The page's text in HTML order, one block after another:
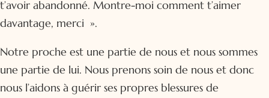
t’avoir abandonné. Montre-moi comment t’aimer
davantage, merci ».
Notre proche est une partie de nous et nous sommes
une partie de lui. Nous prenons soin de nous et donc
nous l’aidons à guérir ses propres blessures de